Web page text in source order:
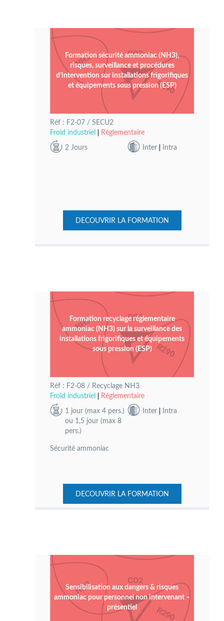
Formation sécurité ammoniac (NH3),
risques, surveillance et procédures
d’intervention sur installations frigorifiques
et équipements sous pression (ESP)
Réf : F2-07 / SECU2
Froid industriel
Réglementaire
2 Jours Inter Intra
DECOUVRIR LA FORMATION
Formation recyclage réglementaire
ammoniac (NH3) sur la surveillance des
installations frigorifiques et équipements
sous pression (ESP)
Réf : F2-08 / Recyclage NH3
Froid industriel
Réglementaire
1 jour (max 4 pers.)
ou 1,5 jour (max 8
pers.)
Inter Intra
Sécurité ammoniac
DECOUVRIR LA FORMATION
Sensibilisation aux dangers & risques
ammoniac pour personnel non intervenant –
présentiel